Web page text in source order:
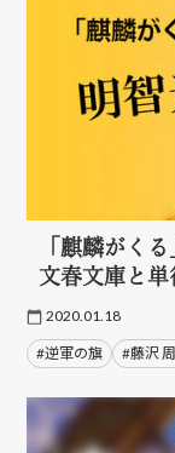
「麒麟がく
文春文庫と
2020.01.18
#逆軍の旗 #藤沢